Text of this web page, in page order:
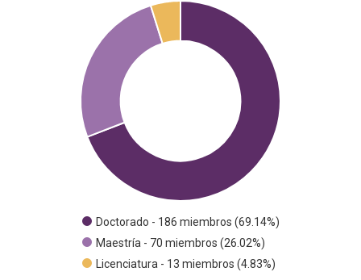
Doctorado - 186 miembros (69.14%)
Maestría - 70 miembros (26.02%)
Licenciatura - 13 miembros (4.83%)